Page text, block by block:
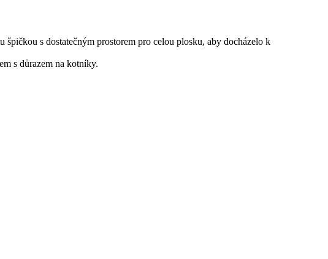
s dostatečným prostorem pro celou plosku, aby docházelo k
s důrazem na kotníky.